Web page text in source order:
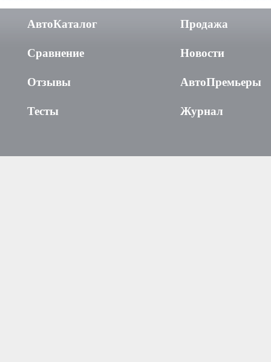
АвтоКаталог
Сравнение
Отзывы
Тесты
Продажа
Новости
АвтоПремьеры
Журнал